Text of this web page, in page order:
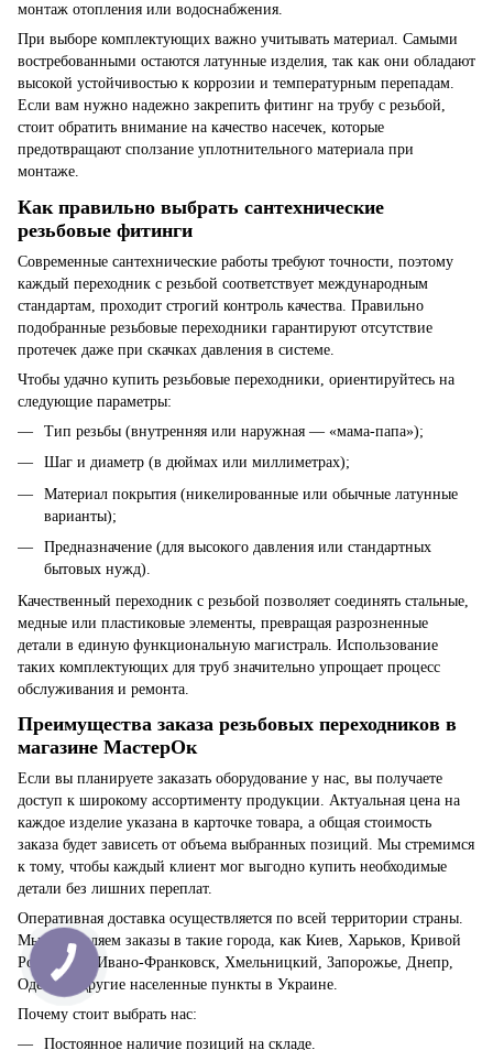
монтаж отопления или водоснабжения.
При выборе комплектующих важно учитывать материал. Самыми
востребованными остаются латунные изделия, так как они обладают
высокой устойчивостью к коррозии и температурным перепадам.
Если вам нужно надежно закрепить фитинг на трубу с резьбой,
стоит обратить внимание на качество насечек, которые
предотвращают сползание уплотнительного материала при
монтаже.
Как правильно выбрать сантехнические
резьбовые фитинги
Современные сантехнические работы требуют точности, поэтому
каждый переходник с резьбой соответствует международным
стандартам, проходит строгий контроль качества. Правильно
подобранные резьбовые переходники гарантируют отсутствие
протечек даже при скачках давления в системе.
Чтобы удачно купить резьбовые переходники, ориентируйтесь на
следующие параметры:
Тип резьбы (внутренняя или наружная — «мама-папа»);
Шаг и диаметр (в дюймах или миллиметрах);
Материал покрытия (никелированные или обычные латунные
варианты);
Предназначение (для высокого давления или стандартных
бытовых нужд).
Качественный переходник с резьбой позволяет соединять стальные,
медные или пластиковые элементы, превращая разрозненные
детали в единую функциональную магистраль. Использование
таких комплектующих для труб значительно упрощает процесс
обслуживания и ремонта.
Преимущества заказа резьбовых переходников в
магазине МастерОк
Если вы планируете заказать оборудование у нас, вы получаете
доступ к широкому ассортименту продукции. Актуальная цена на
каждое изделие указана в карточке товара, а общая стоимость
заказа будет зависеть от объема выбранных позиций. Мы стремимся
к тому, чтобы каждый клиент мог выгодно купить необходимые
детали без лишних переплат.
Оперативная доставка осуществляется по всей территории страны.
Мы отправляем заказы в такие города, как Киев, Харьков, Кривой
Рог, Львов, Ивано-Франковск, Хмельницкий, Запорожье, Днепр,
Одесса и другие населенные пункты в Украине.
Почему стоит выбрать нас:
Постоянное наличие позиций на складе.